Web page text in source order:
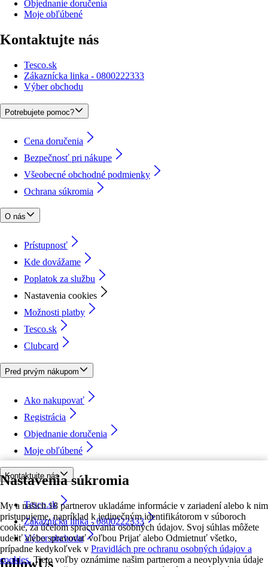
Nastavenia súkromia
My a našich 18 partnerov ukladáme informácie v zariadení alebo k nim
pristupujeme, napríklad k jedinečným identifikátorom v súboroch
cookie, za účelom spracúvania osobných údajov. Svoj súhlas môžete
udeliť alebo spravovať voľbou Prijať alebo Odmietnuť všetko,
prípadne kedykoľvek v Pravidlách pre ochranu osobných údajov a
cookies. Tieto voľby oznámime našim partnerom a neovplyvnia údaje
Objednanie doručenia
Moje obľúbené
Kontaktujte nás
Tesco.sk
Zákaznícka linka - 0800222333
Výber obchodu
Potrebujete pomoc?
Cena doručenia
Bezpečnosť pri nákupe
Všeobecné obchodné podmienky
Ochrana súkromia
O nás
Prístupnosť
Kde dovážame
Poplatok za službu
Nastavenia cookies
Možnosti platby
Tesco.sk
Clubcard
Pred prvým nákupom
Ako nakupovať
Registrácia
Objednanie doručenia
Moje obľúbené
Kontaktujte nás
Tesco.sk
Zákaznícka linka - 0800222333
Výber obchodu
followUs